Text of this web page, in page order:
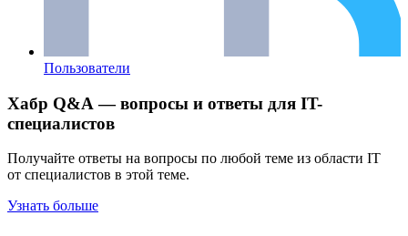
Пользователи
Хабр Q&A — вопросы и ответы для IT-
специалистов
Получайте ответы на вопросы по любой теме из области IT
от специалистов в этой теме.
Узнать больше